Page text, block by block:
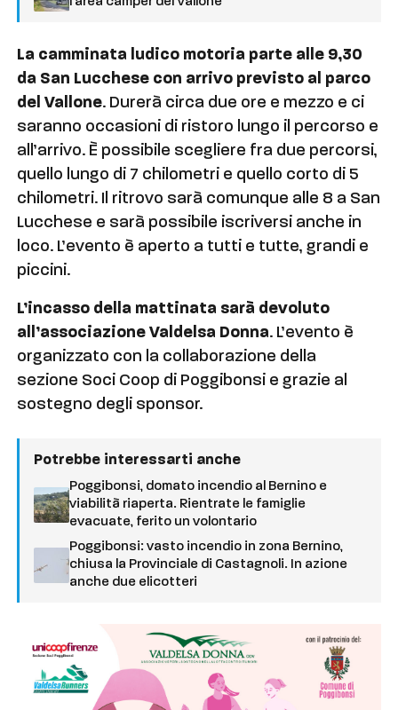
La camminata ludico motoria parte alle 9,30
da San Lucchese con arrivo previsto al parco
del Vallone. Durerà circa due ore e mezzo e ci
saranno occasioni di ristoro lungo il percorso e
all’arrivo. È possibile scegliere fra due percorsi,
quello lungo di 7 chilometri e quello corto di 5
chilometri. Il ritrovo sarà comunque alle 8 a San
Lucchese e sarà possibile iscriversi anche in
loco. L’evento è aperto a tutti e tutte, grandi e
piccini.
L’incasso della mattinata sarà devoluto
all’associazione Valdelsa Donna. L’evento è
organizzato con la collaborazione della
sezione Soci Coop di Poggibonsi e grazie al
sostegno degli sponsor.
Potrebbe interessarti anche
Poggibonsi, domato incendio al Bernino e
viabilità riaperta. Rientrate le famiglie
evacuate, ferito un volontario
Poggibonsi: vasto incendio in zona Bernino,
chiusa la Provinciale di Castagnoli. In azione
anche due elicotteri